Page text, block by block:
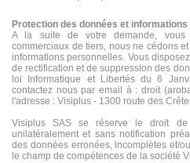
Protection des données et informations
A la suite de votre demande, vous
commerciaux de tiers, nous ne cédons
informations personnelles. Vous
de rectification et de suppression des
loi Informatique et Libertés du 6
contactez nous par email à : droit
l'adresse : Visiplus - 1300 route des
Visiplus SAS se réserve le droit
unilatéralement et sans notification
des données erronées, incomplètes et/
le champ de compétences de la société